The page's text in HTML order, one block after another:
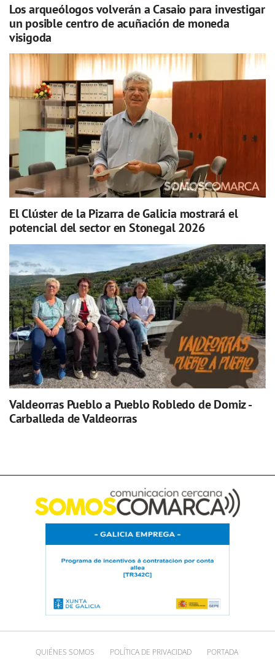
Los arqueólogos volverán a Casaio para investigar
un posible centro de acuñación de moneda
visigoda
El Clúster de la Pizarra de Galicia mostrará el
potencial del sector en Stonegal 2026
Valdeorras Pueblo a Pueblo Robledo de Domiz -
Carballeda de Valdeorras
QUIÉNES SOMOS POLÍTICA DE PRIVACIDAD PORTADA